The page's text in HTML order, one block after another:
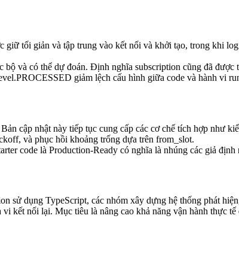
tối giản và tập trung vào kết nối và khởi tạo, trong khi
và có thể dự đoán. Định nghĩa subscription cũng đã được
giảm lệch cấu hình giữa code và hành vi
cập nhật này tiếp tục cung cấp các cơ chế tích hợp như
và phục hồi khoảng trống dựa trên from_slot.
code là Production-Ready có nghĩa là nhúng các giả
sử dụng TypeScript, các nhóm xây dựng hệ thống phát
kết nối lại. Mục tiêu là nâng cao khả năng vận hành thực